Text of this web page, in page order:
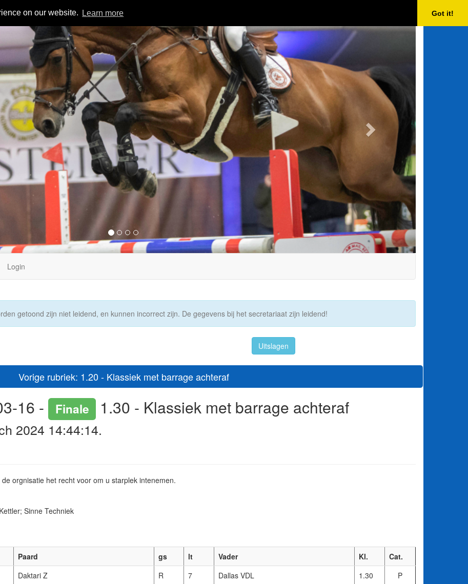
on our website. Learn more Got it!
Login
getoond zijn niet leidend, en kunnen incorrect zijn. De gegevens bij het secretariaat zijn leidend!
Uitslagen
Vorige rubriek: 1.20 - Klassiek met barrage achteraf
16 - Finale 1.30 - Klassiek met barrage achteraf
2024 14:44:14.
orgnisatie het recht voor om u starplek intenemen.
Sinne Techniek
Paard gs lt Vader Kl.
Cat.
Daktari Z R 7 Dallas VDL 1.30
P